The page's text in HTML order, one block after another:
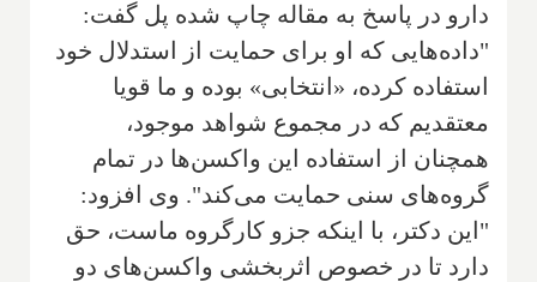
دارو در پاسخ به مقاله چاپ شده پل ‌گفت:
"‌داده‌هایی که او برای حمایت از استدلال خود
استفاده کرده‌‌، «انتخابی» بوده و‌ ما قویا
معتقدیم که در مجموع شواهد موجود،
همچنان از استفاده‌ این واکسن‌ها در تمام
گروه‌های سنی حمایت می‌کند". وی افزود:
"این دکتر، با اینکه جزو کارگروه ماست، ‌حق
‌دارد تا در خصوص اثربخشی واکسن‌های دو